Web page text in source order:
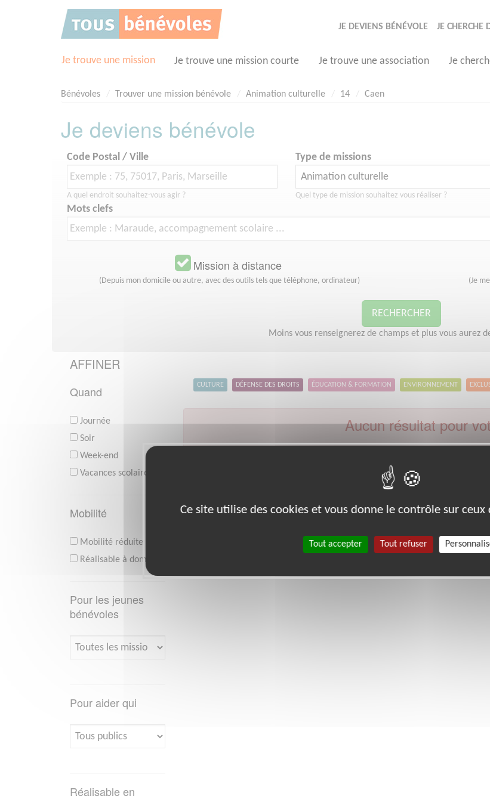
JE DEVIENS BÉNÉVOLE JE CHERCHE
Je trouve une mission Je trouve une mission courte Je trouve une association Je
Bénévoles Trouver une mission bénévole Animation culturelle 14 Caen
Je deviens bénévole
Code Postal / Ville
A quel endroit souhaitez-vous agir ?
Type de missions
Quel type de mission souhaitez vous réaliser ?
Mots clefs
Mission à distance
(Depuis mon domicile ou autre, avec des outils tels que téléphone, ordinateur) (Je
RECHERCHER
Moins vous renseignerez de champs et plus vous aurez
AFFINER
Quand
Journée
Soir
Week-end
Vacances scolaires
Mobilité
Mobilité réduite
Réalisable à domicile
Pour les jeunes
bénévoles
Pour aider qui
Réalisable en
CULTURE DÉFENSE DES DROITS ÉDUCATION & FORMATION ENVIRONNEMENT
Aucun résultat pour
Veuillez indiquer moins de critères et/ou remplacer votre
Effectuer une nouvelle
Ce site utilise des cookies et vous donne le contrôle sur
Tout accepter Tout refuser